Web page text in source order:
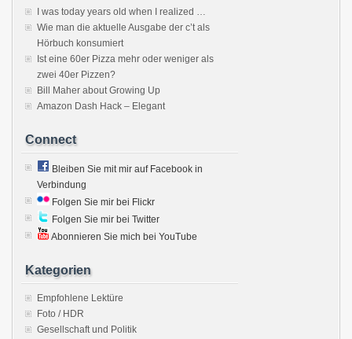
I was today years old when I realized …
Wie man die aktuelle Ausgabe der c’t als
Hörbuch konsumiert
Ist eine 60er Pizza mehr oder weniger als
zwei 40er Pizzen?
Bill Maher about Growing Up
Amazon Dash Hack – Elegant
Connect
Bleiben Sie mit mir auf Facebook in
Verbindung
Folgen Sie mir bei Flickr
Folgen Sie mir bei Twitter
Abonnieren Sie mich bei YouTube
Kategorien
Empfohlene Lektüre
Foto / HDR
Gesellschaft und Politik